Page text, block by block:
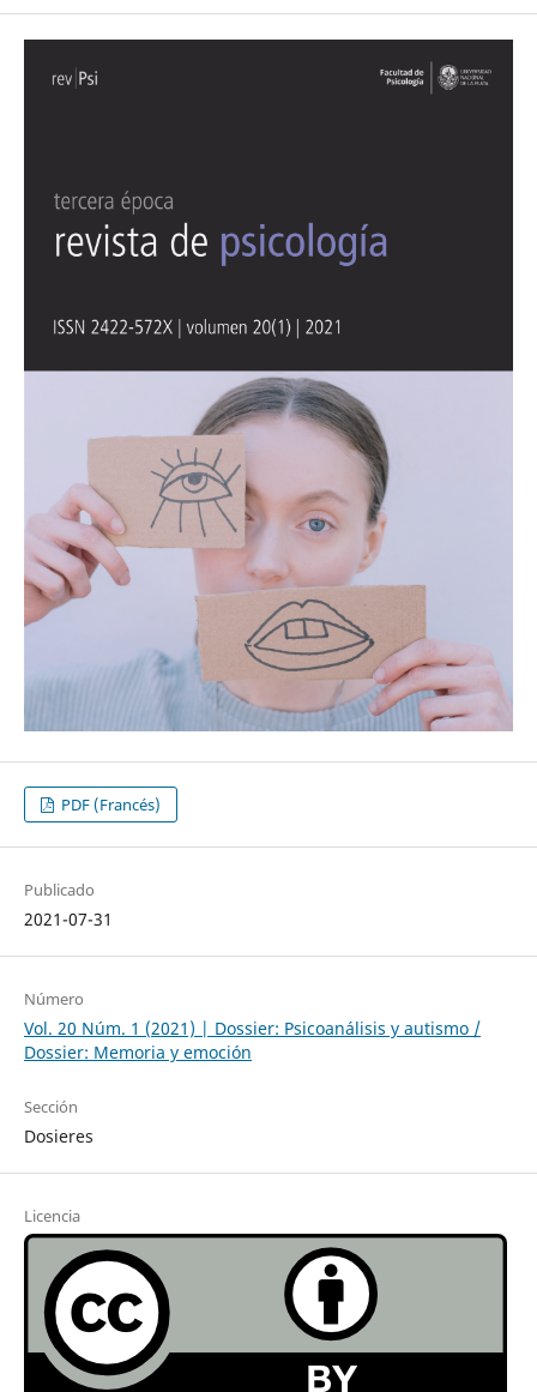
PDF (Francés)
Publicado
2021-07-31
Número
Vol. 20 Núm. 1 (2021) | Dossier: Psicoanálisis y autismo /
Dossier: Memoria y emoción
Sección
Dosieres
Licencia